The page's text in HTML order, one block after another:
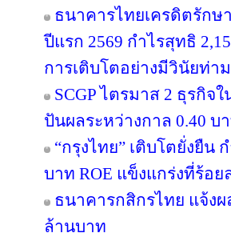
ธนาคารไทยเครดิตรักษ
ปีแรก 2569 กำไรสุทธิ
การเติบโตอย่างมีวินัยท่า
SCGP ไตรมาส 2 ธุรกิจ
ปันผลระหว่างกาล 0.40
“กรุงไทย” เติบโตยั่งยืน
บาท ROE แข็งแกร่งที่ร้อ
ธนาคารกสิกรไทย แจ้งผ
ล้านบาท